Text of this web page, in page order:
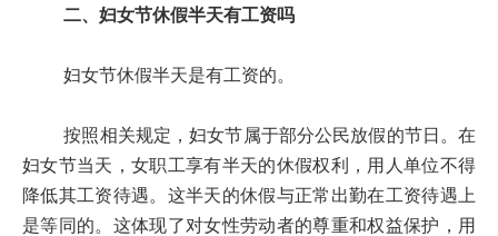
二、妇女节休假半天有工资吗
妇女节休假半天是有工资的。
按照相关规定，妇女节属于部分公民放假的节日。在
妇女节当天，女职工享有半天的休假权利，用人单位不得
降低其工资待遇。这半天的休假与正常出勤在工资待遇上
是等同的。这体现了对女性劳动者的尊重和权益保护，用